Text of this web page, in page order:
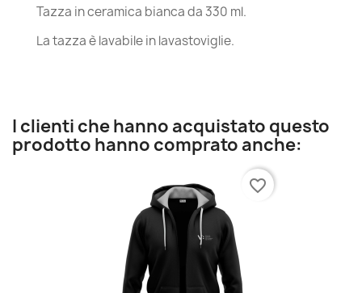
Tazza in ceramica bianca da 330 ml.
La tazza è lavabile in lavastoviglie.
I clienti che hanno acquistato questo
prodotto hanno comprato anche:
favorite_border